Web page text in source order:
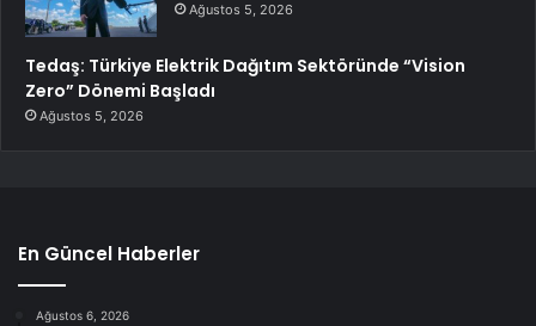
Ağustos 5, 2026
Tedaş: Türkiye Elektrik Dağıtım Sektöründe “Vision
Zero” Dönemi Başladı
Ağustos 5, 2026
En Güncel Haberler
Ağustos 6, 2026